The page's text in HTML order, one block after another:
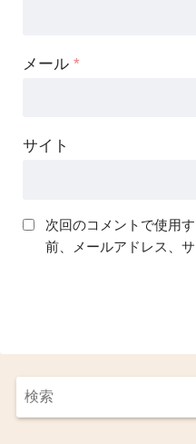
メール*
サイト
次回のコメントで使用
前、メールアドレス、サ